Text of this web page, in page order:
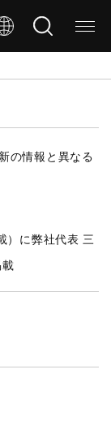
の情報と異なる
）に弊社代表 三